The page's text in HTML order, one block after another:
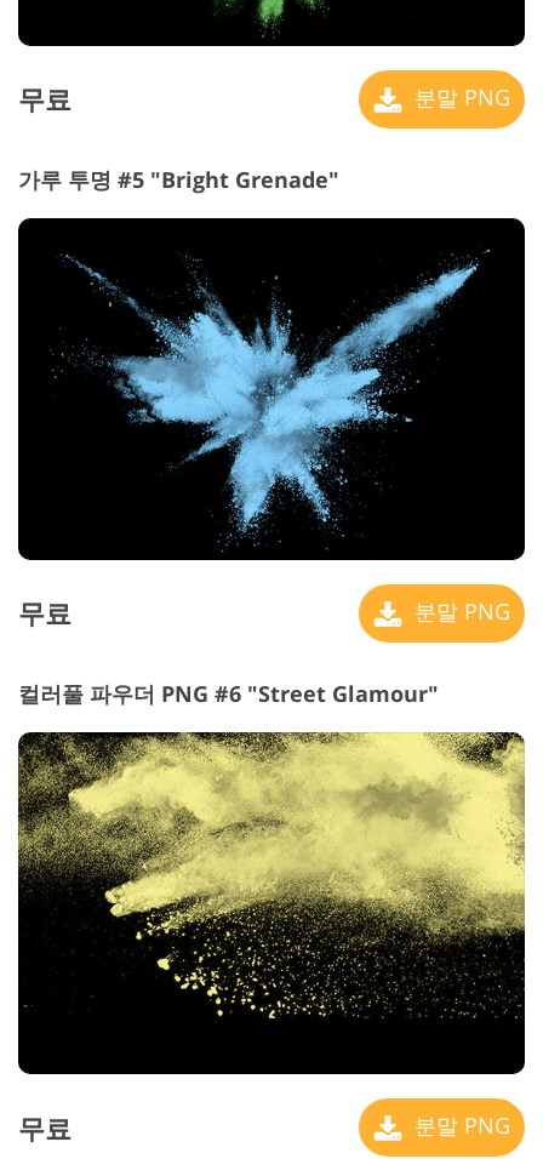
무료 분말 PNG
가루 투명 #5 "Bright Grenade"
무료 분말 PNG
컬러풀 파우더 PNG #6 "Street Glamour"
무료 분말 PNG